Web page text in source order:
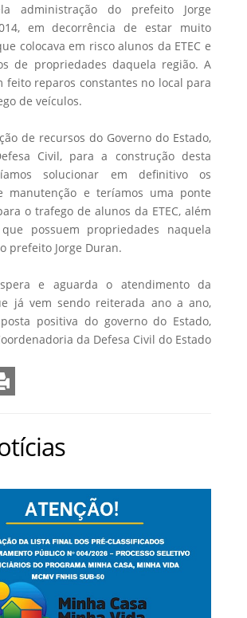
administração do prefeito Jorge
em decorrência de estar muito
colocava em risco alunos da ETEC e
de propriedades daquela região. A
feito reparos constantes no local para
de veículos.
de recursos do Governo do Estado,
Civil, para a construção desta
solucionar em definitivo os
manutenção e teríamos uma ponte
o trafego de alunos da ETEC, além
possuem propriedades naquela
prefeito Jorge Duran.
e aguarda o atendimento da
já vem sendo reiterada ano a ano,
positiva do governo do Estado,
da Defesa Civil do Estado